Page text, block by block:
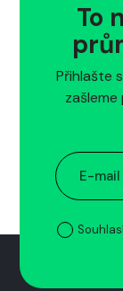
To
Přihlašte
zašleme